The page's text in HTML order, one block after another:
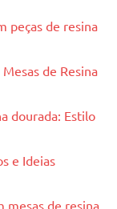
peças de resina
de Resina
dourada: Estilo
e Ideias
mesas de resina